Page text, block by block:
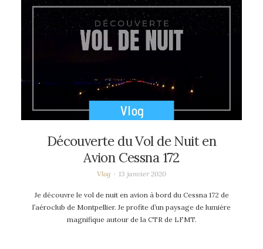
Découverte du Vol de Nuit en
Avion Cessna 172
Vlog 13 janvier 2020
Je découvre le vol de nuit en avion à bord du Cessna 172 de
l’aéroclub de Montpellier. Je profite d’un paysage de lumière
magnifique autour de la CTR de LFMT.